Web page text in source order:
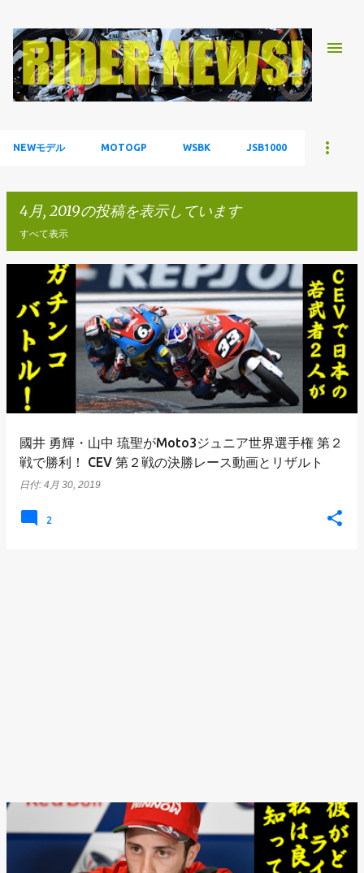
NEWモデル MOTOGP WSBK JSB1000
4月, 2019の投稿を表示しています
すべて表示
稿
國井 勇輝・山中 琉聖がMoto3ジュニア世界選手権 第２
戦で勝利！ CEV 第２戦の決勝レース動画とリザルト
日付: 4月 30, 2019
2